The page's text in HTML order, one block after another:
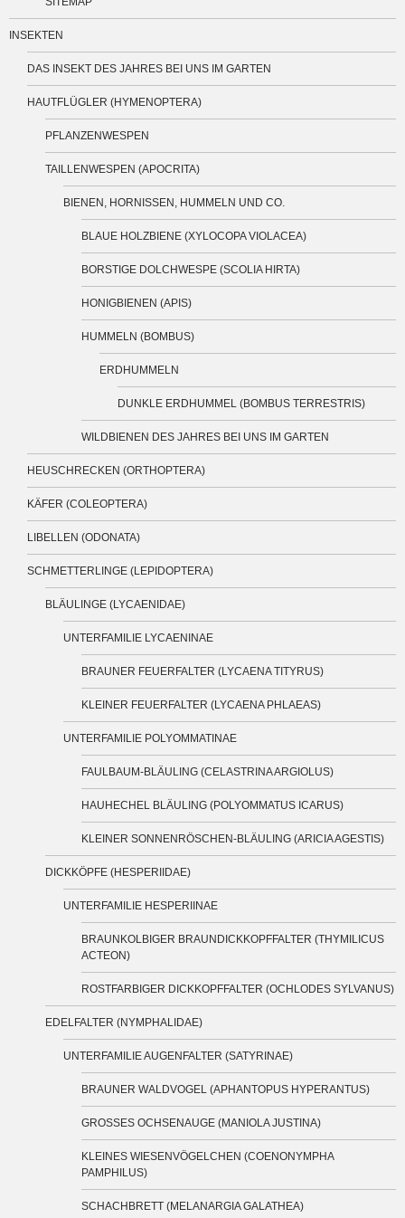
INSEKTEN
DAS INSEKT DES JAHRES BEI UNS IM GARTEN
HAUTFLÜGLER (HYMENOPTERA)
PFLANZENWESPEN
TAILLENWESPEN (APOCRITA)
BIENEN, HORNISSEN, HUMMELN UND CO.
BLAUE HOLZBIENE (XYLOCOPA VIOLACEA)
BORSTIGE DOLCHWESPE (SCOLIA HIRTA)
HONIGBIENEN (APIS)
HUMMELN (BOMBUS)
ERDHUMMELN
DUNKLE ERDHUMMEL (BOMBUS TERRESTRIS)
WILDBIENEN DES JAHRES BEI UNS IM GARTEN
HEUSCHRECKEN (ORTHOPTERA)
KÄFER (COLEOPTERA)
LIBELLEN (ODONATA)
SCHMETTERLINGE (LEPIDOPTERA)
BLÄULINGE (LYCAENIDAE)
UNTERFAMILIE LYCAENINAE
BRAUNER FEUERFALTER (LYCAENA TITYRUS)
KLEINER FEUERFALTER (LYCAENA PHLAEAS)
UNTERFAMILIE POLYOMMATINAE
FAULBAUM-BLÄULING (CELASTRINA ARGIOLUS)
HAUHECHEL BLÄULING (POLYOMMATUS ICARUS)
KLEINER SONNENRÖSCHEN-BLÄULING (ARICIA AGESTIS)
DICKKÖPFE (HESPERIIDAE)
UNTERFAMILIE HESPERIINAE
BRAUNKOLBIGER BRAUNDICKKOPFFALTER (THYMILICUS
ACTEON)
ROSTFARBIGER DICKKOPFFALTER (OCHLODES SYLVANUS)
EDELFALTER (NYMPHALIDAE)
UNTERFAMILIE AUGENFALTER (SATYRINAE)
BRAUNER WALDVOGEL (APHANTOPUS HYPERANTUS)
GROSSES OCHSENAUGE (MANIOLA JUSTINA)
KLEINES WIESENVÖGELCHEN (COENONYMPHA
PAMPHILUS)
SCHACHBRETT (MELANARGIA GALATHEA)